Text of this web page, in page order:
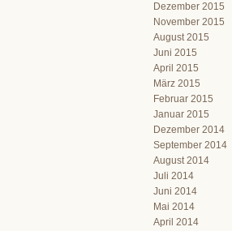
Dezember 2015
November 2015
August 2015
Juni 2015
April 2015
März 2015
Februar 2015
Januar 2015
Dezember 2014
September 2014
August 2014
Juli 2014
Juni 2014
Mai 2014
April 2014